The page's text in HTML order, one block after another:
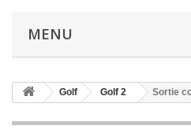
MENU
Golf Golf 2 Sortie